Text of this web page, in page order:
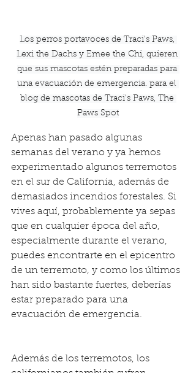
Los perros portavoces de Traci's Paws,
Lexi the Dachs y Emee the Chi, quieren
que sus mascotas estén preparadas para
una evacuación de emergencia. para el
blog de mascotas de Traci's Paws, The
Paws Spot
Apenas han pasado algunas
semanas del verano y ya hemos
experimentado algunos terremotos
en el sur de California, además de
demasiados incendios forestales. Si
vives aquí, probablemente ya sepas
que en cualquier época del año,
especialmente durante el verano,
puedes encontrarte en el epicentro
de un terremoto, y como los últimos
han sido bastante fuertes, deberías
estar preparado para una
evacuación de emergencia.
Además de los terremotos, los